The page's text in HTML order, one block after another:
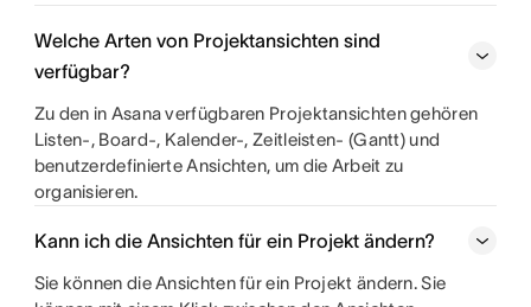
Welche Arten von Projektansichten sind
verfügbar?
Zu den in Asana verfügbaren Projektansichten gehören
Listen-, Board-, Kalender-, Zeitleisten- (Gantt) und
benutzerdefinierte Ansichten, um die Arbeit zu
organisieren.
Kann ich die Ansichten für ein Projekt ändern?
Sie können die Ansichten für ein Projekt ändern. Sie